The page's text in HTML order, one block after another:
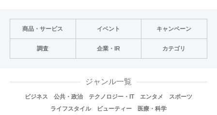
商品・サービス イベント キャンペーン
調査 企業・IR カテゴリ
ジャンル一覧
ビジネス 公共・政治 テクノロジー・IT エンタメ
スポーツ
ライフスタイル
ビューティー 医療・科学